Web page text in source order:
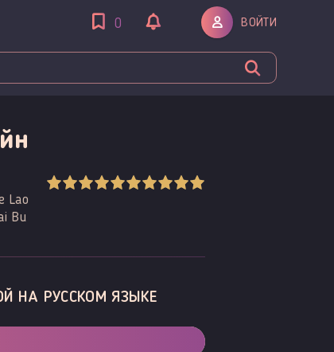
0 ВОЙТИ
Lao
Bu
НА РУССКОМ ЯЗЫКЕ